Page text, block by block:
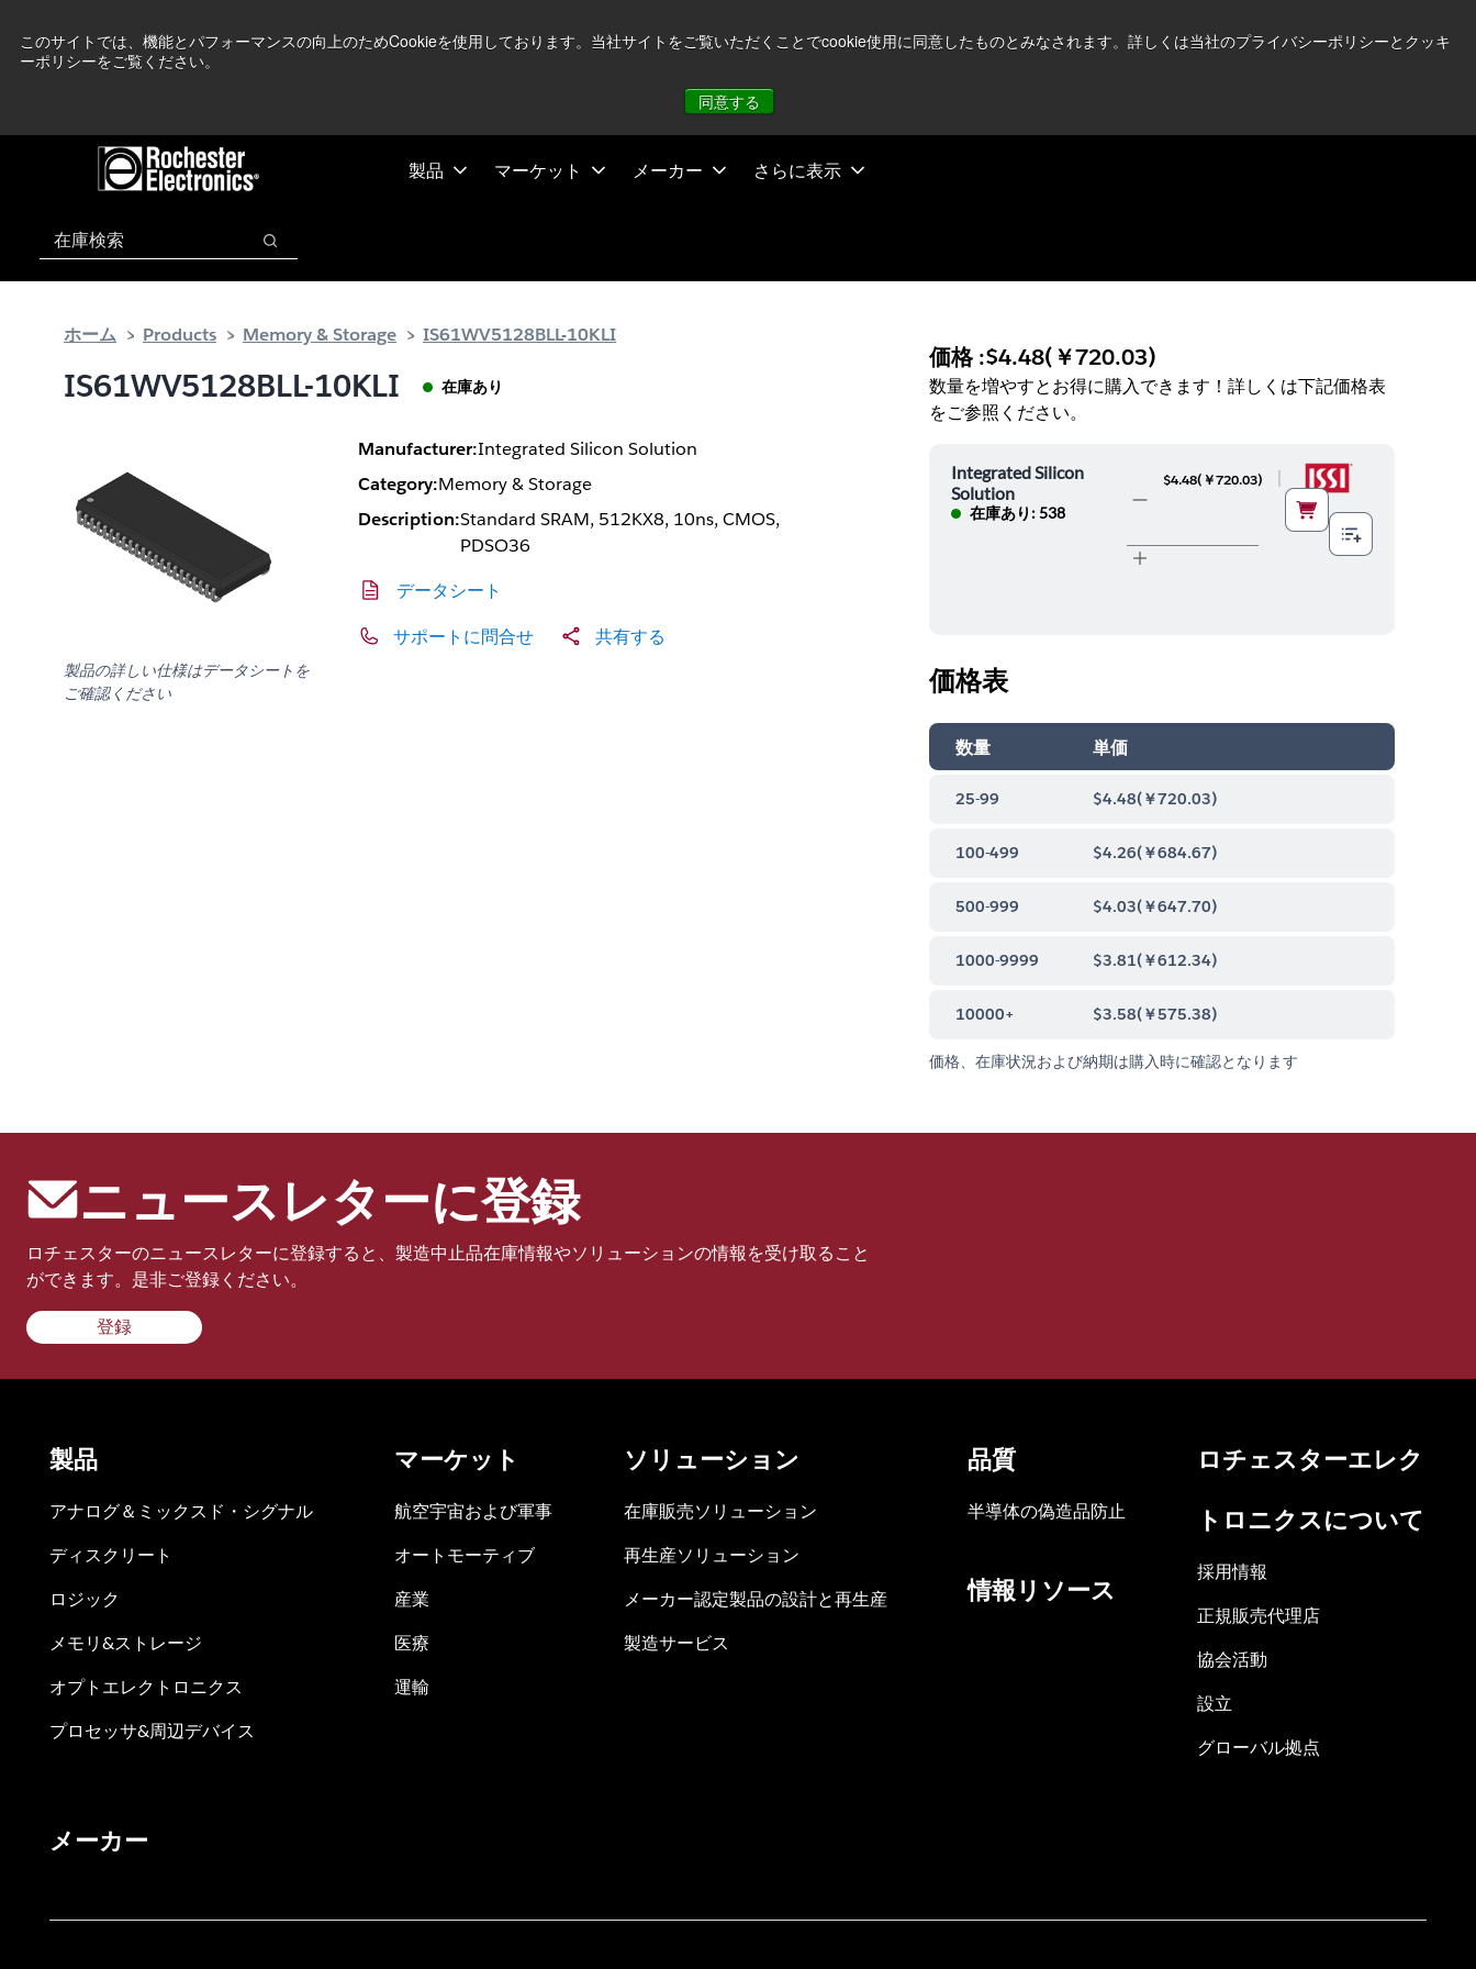
このサイトでは、機能とパフォーマンスの向上のためCookieを使用しております。当社サイトをご覧いただくことでcookie使用に同意したものとみなされます。詳しくは当社のプライバシーポリシーとクッキ
ーポリシーをご覧ください。
同意する
製品 マーケット メーカー さらに表示
検索
検索
ホーム Products Memory & Storage IS61WV5128BLL-10KLI
IS61WV5128BLL-10KLI 在庫あり
製品の詳しい仕様はデータシートを
ご確認ください
Manufacturer:Integrated Silicon Solution
Category:Memory & Storage
Description:Standard SRAM, 512KX8, 10ns, CMOS,
PDSO36
データシート
サポートに問合せ 共有する
価格 :$4.48(￥720.03)
数量を増やすとお得に購入できます！詳しくは下記価格表
をご参照ください。
Integrated Silicon
Solution
在庫あり: 538
$4.48( ￥720.03) |
価格表
数量 単価
25-99 $4.48(￥720.03)
100-499 $4.26(￥684.67)
500-999 $4.03(￥647.70)
1000-9999 $3.81(￥612.34)
10000+ $3.58(￥575.38)
価格、在庫状況および納期は購入時に確認となります
ニュースレターに登録
ロチェスターのニュースレターに登録すると、製造中止品在庫情報やソリューションの情報を受け取ること
ができます。是非ご登録ください。
登録
製品
アナログ＆ミックスド・シグナル
ディスクリート
ロジック
メモリ&ストレージ
オプトエレクトロニクス
プロセッサ&周辺デバイス
マーケット
航空宇宙および軍事
オートモーティブ
産業
医療
運輸
ソリューション
在庫販売ソリューション
再生産ソリューション
メーカー認定製品の設計と再生産
製造サービス
品質
半導体の偽造品防止
情報リソース
ロチェスターエレク
トロニクスについて
採用情報
正規販売代理店
協会活動
設立
グローバル拠点
メーカー